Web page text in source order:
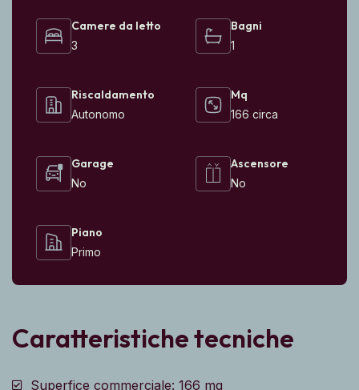
Camere da letto
3
Bagni
1
Riscaldamento
Autonomo
Mq
166 circa
Garage
No
Ascensore
No
Piano
Primo
Caratteristiche tecniche
Superfice commerciale: 166 mq